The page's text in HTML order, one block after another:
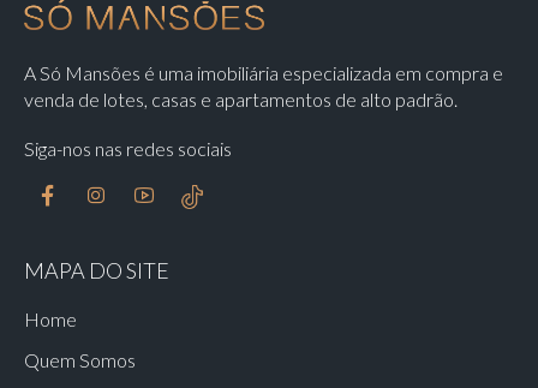
A Só Mansões é uma imobiliária especializada em compra e
venda de lotes, casas e apartamentos de alto padrão.
Siga-nos nas redes sociais
MAPA DO SITE
Home
Quem Somos